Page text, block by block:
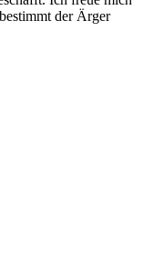
der Ärger